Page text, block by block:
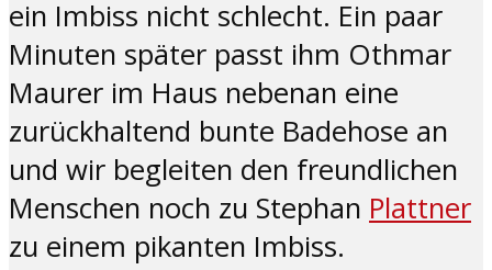
ein Imbiss nicht schlecht. Ein paar
Minuten später passt ihm Othmar
Maurer im Haus nebenan eine
zurückhaltend bunte Badehose an
und wir begleiten den freundlichen
Menschen noch zu Stephan Plattner
zu einem pikanten Imbiss.